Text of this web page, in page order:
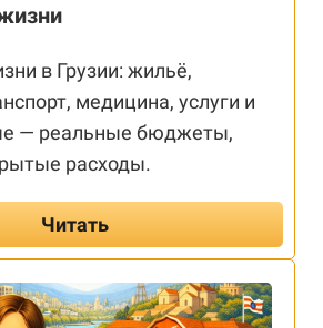
в Грузии: жильё,
медицина, услуги и
— реальные бюджеты,
расходы.
Читать